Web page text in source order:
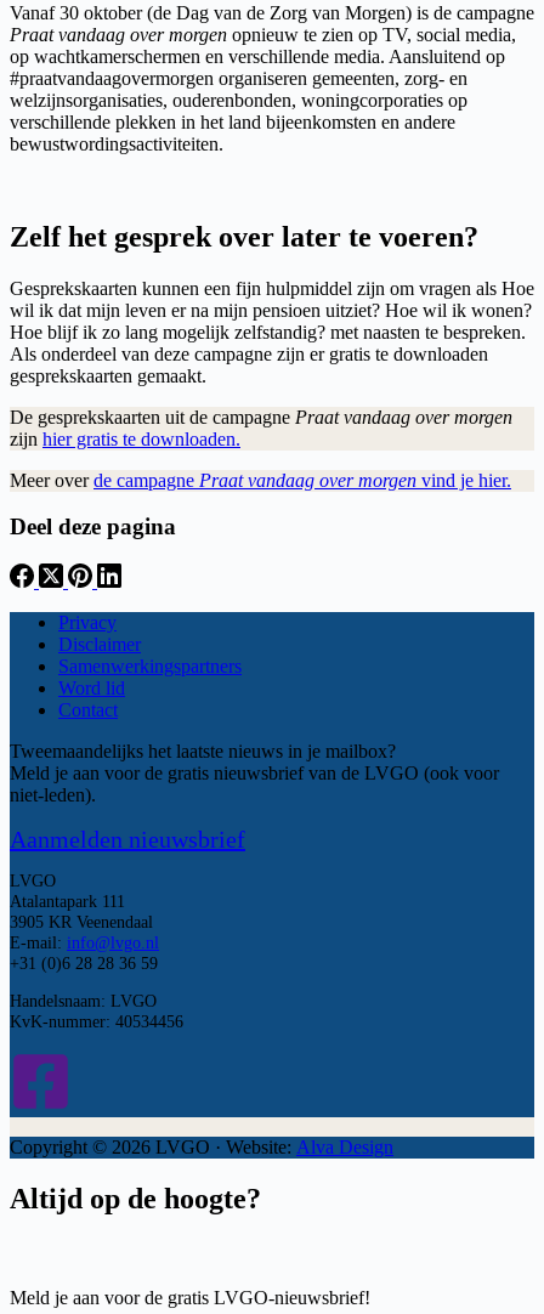
Vanaf 30 oktober (de Dag van de Zorg van Morgen) is de campagne
Praat vandaag over morgen opnieuw te zien op TV, social media,
op wachtkamerschermen en verschillende media. Aansluitend op
#praatvandaagovermorgen organiseren gemeenten, zorg- en
welzijnsorganisaties, ouderenbonden, woningcorporaties op
verschillende plekken in het land bijeenkomsten en andere
bewustwordingsactiviteiten.
Zelf het gesprek over later te voeren?
Gesprekskaarten kunnen een fijn hulpmiddel zijn om vragen als Hoe
wil ik dat mijn leven er na mijn pensioen uitziet? Hoe wil ik wonen?
Hoe blijf ik zo lang mogelijk zelfstandig? met naasten te bespreken.
Als onderdeel van deze campagne zijn er gratis te downloaden
gesprekskaarten gemaakt.
De gesprekskaarten uit de campagne Praat vandaag over morgen
zijn hier gratis te downloaden.
Meer overde campagne Praat vandaag over morgen vind je hier.
Deel deze pagina
Privacy
Disclaimer
Samenwerkingspartners
Word lid
Contact
Tweemaandelijks het laatste nieuws in je mailbox?
Meld je aan voor de gratis nieuwsbrief van de LVGO (ook voor
niet-leden).
Aanmelden nieuwsbrief
LVGO
Atalantapark 111
3905 KR Veenendaal
E-mail: info@lvgo.nl
+31 (0)6 28 28 36 59
Handelsnaam: LVGO
KvK-nummer: 40534456
Copyright © 2026 LVGO · Website: Alva Design
Altijd op de hoogte?
Meld je aan voor de gratis LVGO-nieuwsbrief!